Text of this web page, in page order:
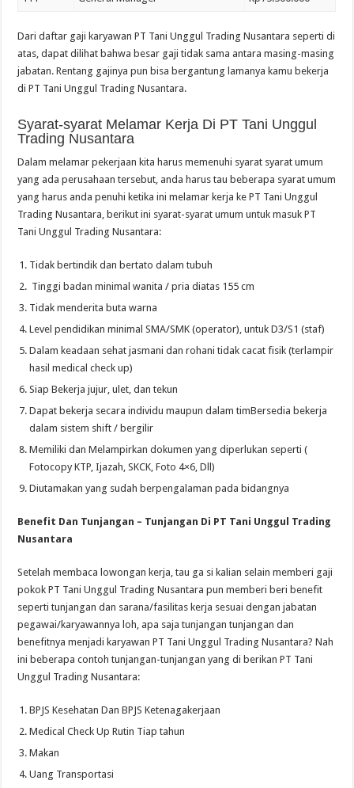
Dari daftar gaji karyawan PT Tani Unggul Trading Nusantara seperti di
atas, dapat dilihat bahwa besar gaji tidak sama antara masing-masing
jabatan. Rentang gajinya pun bisa bergantung lamanya kamu bekerja
di PT Tani Unggul Trading Nusantara.
Syarat-syarat Melamar Kerja Di PT Tani Unggul
Trading Nusantara
Dalam melamar pekerjaan kita harus memenuhi syarat syarat umum
yang ada perusahaan tersebut, anda harus tau beberapa syarat umum
yang harus anda penuhi ketika ini melamar kerja ke PT Tani Unggul
Trading Nusantara, berikut ini syarat-syarat umum untuk masuk PT
Tani Unggul Trading Nusantara:
Tidak bertindik dan bertato dalam tubuh
Tinggi badan minimal wanita / pria diatas 155 cm
Tidak menderita buta warna
Level pendidikan minimal SMA/SMK (operator), untuk D3/S1 (staf)
Dalam keadaan sehat jasmani dan rohani tidak cacat fisik (terlampir
hasil medical check up)
Siap Bekerja jujur, ulet, dan tekun
Dapat bekerja secara individu maupun dalam timBersedia bekerja
dalam sistem shift / bergilir
Memiliki dan Melampirkan dokumen yang diperlukan seperti (
Fotocopy KTP, Ijazah, SKCK, Foto 4×6, Dll)
Diutamakan yang sudah berpengalaman pada bidangnya
Benefit Dan Tunjangan – Tunjangan Di PT Tani Unggul Trading
Nusantara
Setelah membaca lowongan kerja, tau ga si kalian selain memberi gaji
pokok PT Tani Unggul Trading Nusantara pun memberi beri benefit
seperti tunjangan dan sarana/fasilitas kerja sesuai dengan jabatan
pegawai/karyawannya loh, apa saja tunjangan tunjangan dan
benefitnya menjadi karyawan PT Tani Unggul Trading Nusantara? Nah
ini beberapa contoh tunjangan-tunjangan yang di berikan PT Tani
Unggul Trading Nusantara:
BPJS Kesehatan Dan BPJS Ketenagakerjaan
Medical Check Up Rutin Tiap tahun
Makan
Uang Transportasi